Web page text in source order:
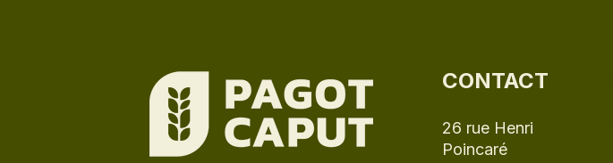
CONTACT
26 rue Henri
Poincaré